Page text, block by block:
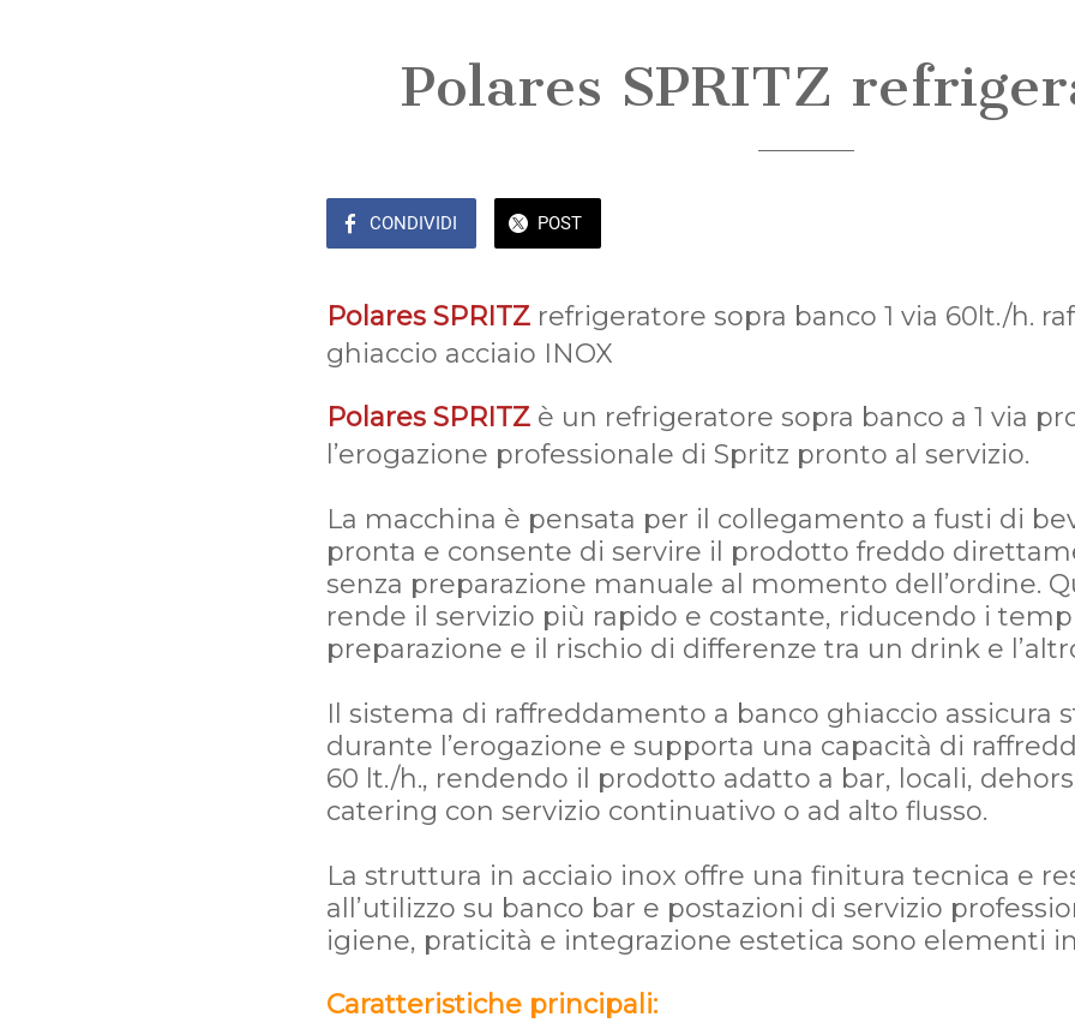
Polares SPRITZ
CONDIVIDI POST
Polares SPRITZ refrigeratore sopra banco 1 via 60lt./h.
ghiaccio acciaio INOX
Polares SPRITZ è un refrigeratore sopra banco a 1 via
l’erogazione professionale di Spritz pronto al servizio.
La macchina è pensata per il collegamento a fusti di
pronta e consente di servire il prodotto freddo
senza preparazione manuale al momento dell’ordine.
rende il servizio più rapido e costante, riducendo i
preparazione e il rischio di differenze tra un drink e
Il sistema di raffreddamento a banco ghiaccio assicura
durante l’erogazione e supporta una capacità di
60 lt./h., rendendo il prodotto adatto a bar, locali,
catering con servizio continuativo o ad alto flusso.
La struttura in acciaio inox offre una finitura tecnica e
all’utilizzo su banco bar e postazioni di servizio
igiene, praticità e integrazione estetica sono elementi
Caratteristiche principali: